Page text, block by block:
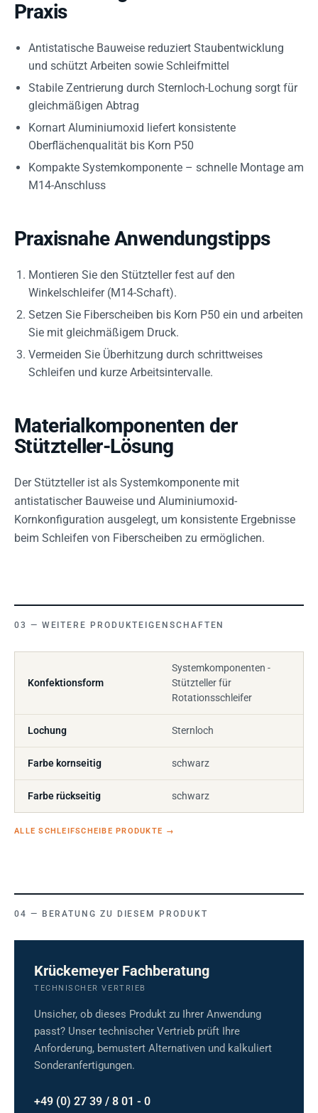
Praxis
Antistatische Bauweise reduziert Staubentwicklung
und schützt Arbeiten sowie Schleifmittel
Stabile Zentrierung durch Sternloch-Lochung sorgt für
gleichmäßigen Abtrag
Kornart Aluminiumoxid liefert konsistente
Oberflächenqualität bis Korn P50
Kompakte Systemkomponente – schnelle Montage am
M14-Anschluss
Praxisnahe Anwendungstipps
Montieren Sie den Stützteller fest auf den
Winkelschleifer (M14-Schaft).
Setzen Sie Fiberscheiben bis Korn P50 ein und arbeiten
Sie mit gleichmäßigem Druck.
Vermeiden Sie Überhitzung durch schrittweises
Schleifen und kurze Arbeitsintervalle.
Materialkomponenten der
Stützteller-Lösung
Der Stützteller ist als Systemkomponente mit
antistatischer Bauweise und Aluminiumoxid-
Kornkonfiguration ausgelegt, um konsistente Ergebnisse
beim Schleifen von Fiberscheiben zu ermöglichen.
WEITERE PRODUKTEIGENSCHAFTEN
Konfektionsform
Systemkomponenten -
Stützteller für
Rotationsschleifer
Lochung Sternloch
Farbe kornseitig schwarz
Farbe rückseitig schwarz
ALLE SCHLEIFSCHEIBE PRODUKTE →
BERATUNG ZU DIESEM PRODUKT
Krückemeyer Fachberatung
TECHNISCHER VERTRIEB
Unsicher, ob dieses Produkt zu Ihrer Anwendung
passt? Unser technischer Vertrieb prüft Ihre
Anforderung, bemustert Alternativen und kalkuliert
Sonderanfertigungen.
+49 (0) 27 39 / 8 01 - 0